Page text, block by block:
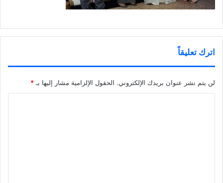
اترك تعليقاً
لن يتم نشر عنوان بريدك الإلكتروني. الحقول الإلزامية مشار إليها بـ*